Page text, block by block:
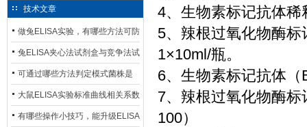
技术文章
做兔ELISA实验，有哪些方法可防
止平台效应发生？
兔ELISA夹心法试剂盒与竞争法试
剂盒，适用检测场景存在哪些差
异？
可通过哪些方法判定模式菌株是
否存在杂菌污染？
大鼠ELISA实验标准曲线相关系数
偏低，可从哪些维度开展问题排
有哪些操作小技巧，能升级ELISA
4、生物素标记抗体
5、辣根过氧化物酶
1×10ml/瓶。
6、生物素标记抗体
7、辣根过氧化物酶
100）